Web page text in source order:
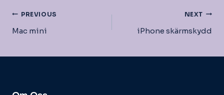
Inläggsnavigering
PREVIOUS
Mac mini
NEXT
iPhone skärmskydd